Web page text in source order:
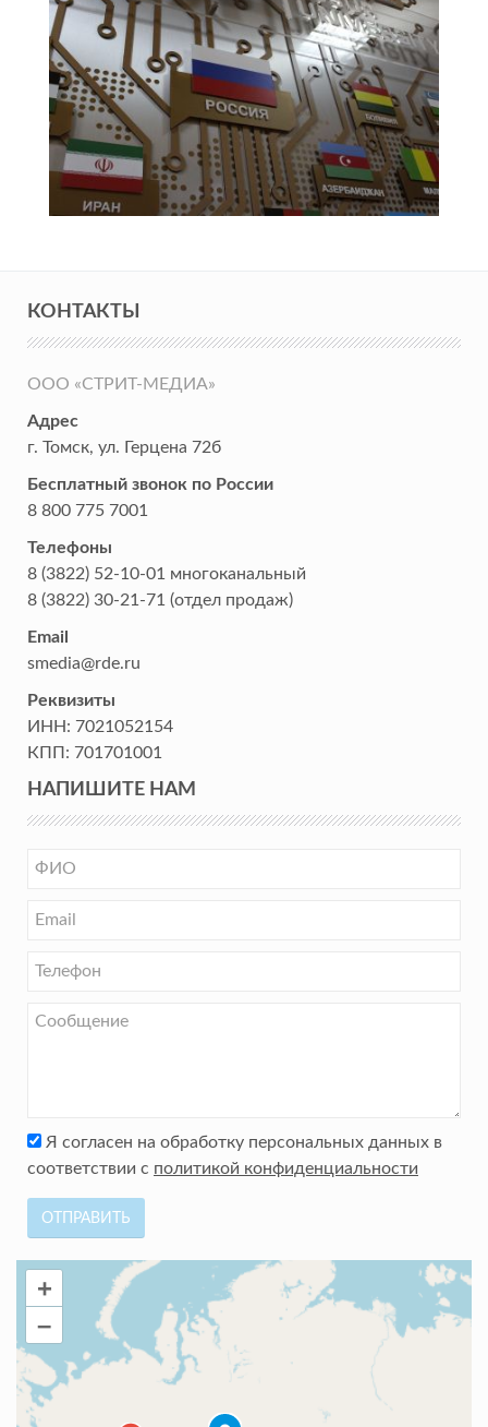
КОНТАКТЫ
ООО «СТРИТ-МЕДИА»
Адрес
г. Томск, ул. Герцена 72б
Бесплатный звонок по России
8 800 775 7001
Телефоны
8 (3822) 52-10-01 многоканальный
8 (3822) 30-21-71 (отдел продаж)
Email
smedia@rde.ru
Реквизиты
ИНН: 7021052154
КПП: 701701001
НАПИШИТЕ НАМ
Я согласен на обработку персональных данных в
соответствии с политикой конфиденциальности
ОТПРАВИТЬ
+
–